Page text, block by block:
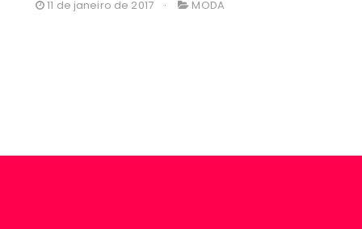
11 de janeiro de 2017 MODA